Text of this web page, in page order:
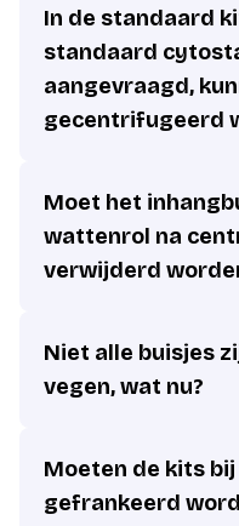
In de standaard
standaard
aangevraagd,
gecentrifugeerd
Moet het
wattenrol na
verwijderd
Niet alle buisjes
vegen, wat nu?
Moeten de kits
gefrankeerd